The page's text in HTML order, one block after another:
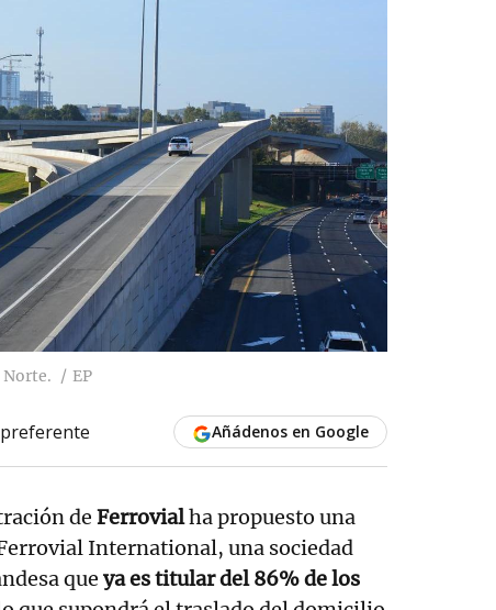
EP
Añádenos en Google
de Ferrovialha propuesto una
International, una sociedad
que ya es titular del 86% de los